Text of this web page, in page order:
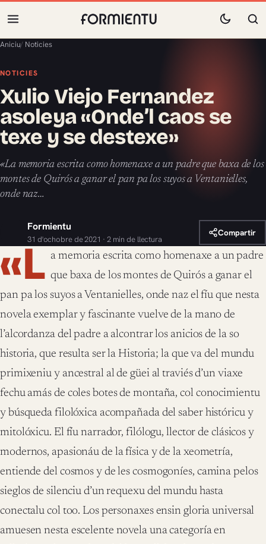
Aniciu/ Noticies
NOTICIES
Xulio Viejo Fernandez
asoleya «Onde’l caos se
texe y se destexe»
«La memoria escrita como homenaxe a un padre que baxa de los
montes de Quirós a ganar el pan pa los suyos a Ventanielles,
onde naz…
Formientu
31 d'ochobre de 2021 · 2 min de llectura
Compartir
«L a memoria escrita como homenaxe a un padre
que baxa de los montes de Quirós a ganar el
pan pa los suyos a Ventanielles, onde naz el fíu que nesta
novela exemplar y fascinante vuelve de la mano de
l’alcordanza del padre a alcontrar los anicios de la so
historia, que resulta ser la Historia; la que va del mundu
primixeniu y ancestral al de güei al traviés d’un viaxe
fechu amás de coles botes de montaña, col conocimientu
y búsqueda filolóxica acompañada del saber históricu y
mitolóxicu. El fíu narrador, filólogu, llector de clásicos y
modernos, apasionáu de la física y de la xeometría,
entiende del cosmos y de les cosmogoníes, camina pelos
sieglos de silenciu d’un requexu del mundu hasta
conectalu col too. Los personaxes ensin gloria universal
amuesen nesta escelente novela una categoría en